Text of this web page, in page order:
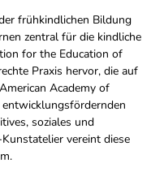
frühkindlichen Bildung
zentral für die kindliche
for the Education of
Praxis hervor, die auf
Academy of
soziales und
vereint diese